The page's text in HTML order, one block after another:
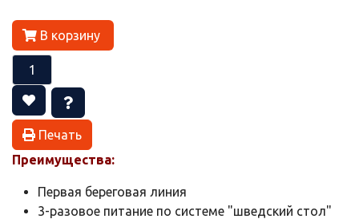
В корзину
Печать
Преимущества:
Первая береговая линия
3-разовое питание по системе "шведский стол"